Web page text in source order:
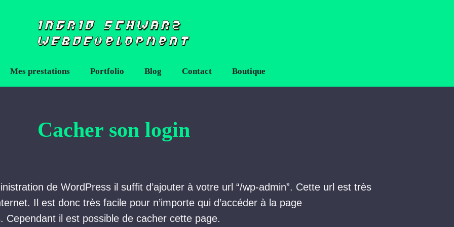
Mes prestations Portfolio Blog Contact Boutique
Cacher son login
de WordPress il suffit d’ajouter à votre url “/wp-admin”. Cette url est très
Il est donc très facile pour n’importe qui d’accéder à la page
Cependant il est possible de cacher cette page.